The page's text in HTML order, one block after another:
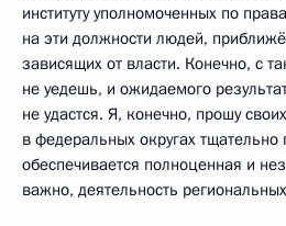
институту уполномоченных по
на эти должности людей,
зависящих от власти. Конечно, с
не уедешь, и ожидаемого
не удастся. Я, конечно, прошу
в федеральных округах
обеспечивается полноценная и
важно, деятельность